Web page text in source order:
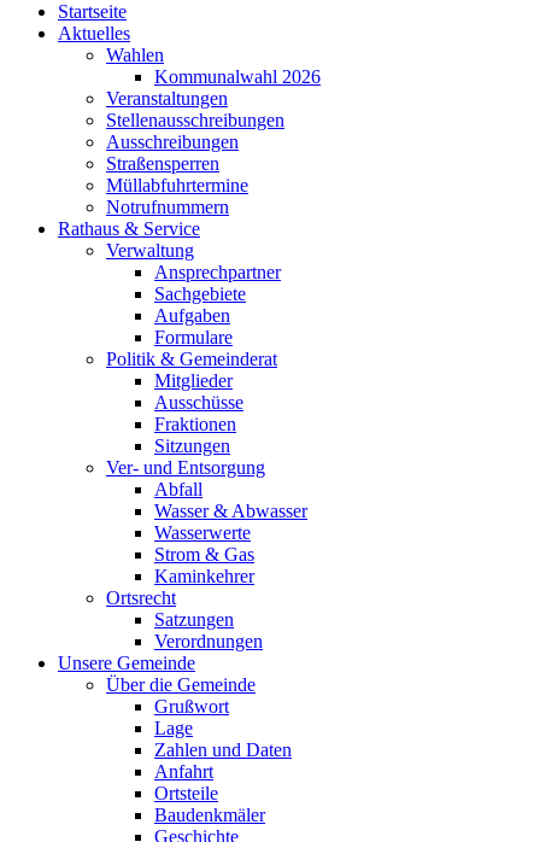
Startseite
Aktuelles
Wahlen
Kommunalwahl 2026
Veranstaltungen
Stellenausschreibungen
Ausschreibungen
Straßensperren
Müllabfuhrtermine
Notrufnummern
Rathaus & Service
Verwaltung
Ansprechpartner
Sachgebiete
Aufgaben
Formulare
Politik & Gemeinderat
Mitglieder
Ausschüsse
Fraktionen
Sitzungen
Ver- und Entsorgung
Abfall
Wasser & Abwasser
Wasserwerte
Strom & Gas
Kaminkehrer
Ortsrecht
Satzungen
Verordnungen
Unsere Gemeinde
Über die Gemeinde
Grußwort
Lage
Zahlen und Daten
Anfahrt
Ortsteile
Baudenkmäler
Geschichte